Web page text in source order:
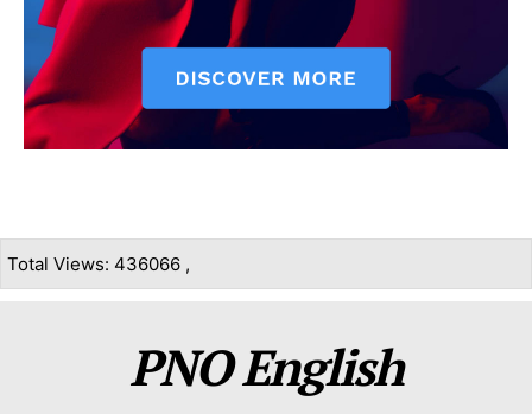
Total Views: 436066 ,
PNO English